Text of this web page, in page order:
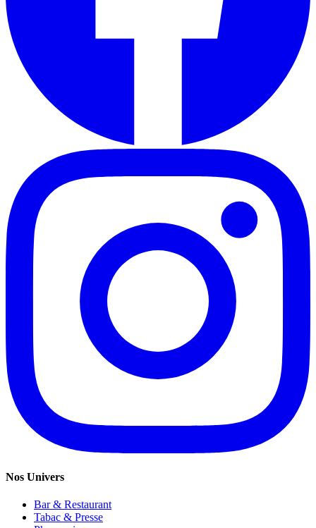
Nos Univers
Bar & Restaurant
Tabac & Presse